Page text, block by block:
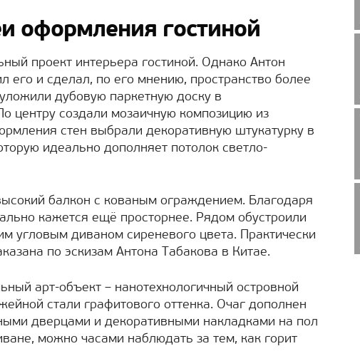
оформления гостиной
проект интерьера гостиной. Однако Антон
его и сделал, по его мнению, пространство более
дубовую паркетную доску в
центру создали мозаичную композицию из
стен выбрали декоративную штукатурку в
идеально дополняет потолок светло-
балкон с кованым ограждением. Благодаря
кажется ещё просторнее. Рядом обустроили
угловым диваном сиреневого цвета. Практически
по эскизам Антона Табакова в Китае.
арт-объект – нанотехнологичный островной
стали графитового оттенка. Очаг дополнен
дверцами и декоративными накладками на пол
можно часами наблюдать за тем, как горит